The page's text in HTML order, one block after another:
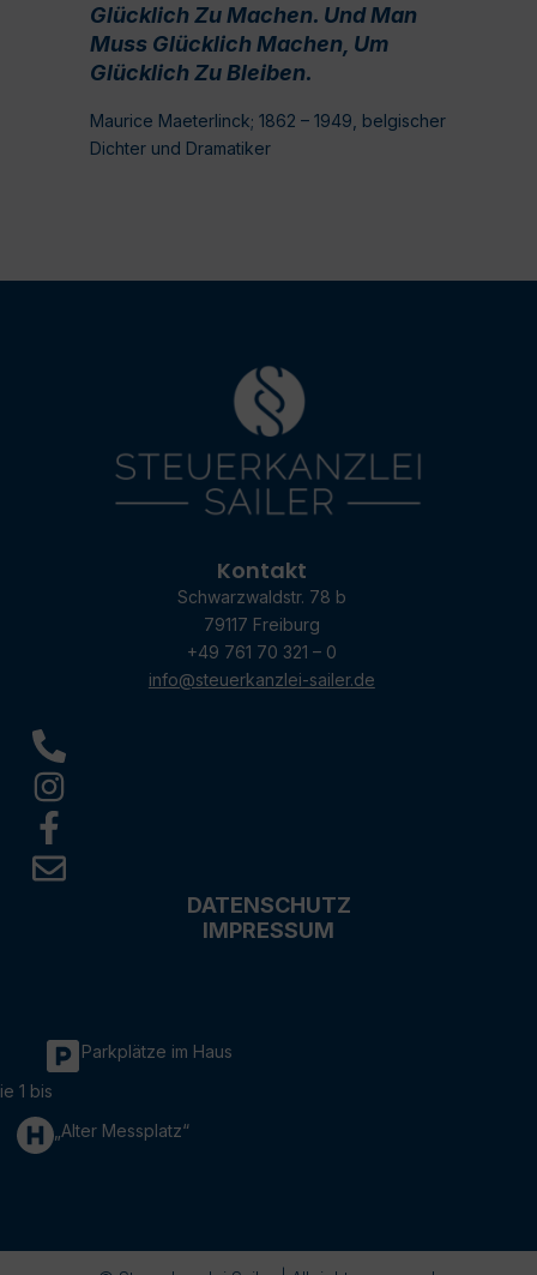
Glücklich Zu Machen. Und Man
Muss Glücklich Machen, Um
Glücklich Zu Bleiben.
Maurice Maeterlinck; 1862 – 1949, belgischer
Dichter und Dramatiker
Kontakt
Schwarzwaldstr. 78 b
79117 Freiburg
+49 761 70 321 – 0
info@steuerkanzlei-sailer.de
DATENSCHUTZ
IMPRESSUM
Parkplätze im Haus
1 bis
„Alter Messplatz“